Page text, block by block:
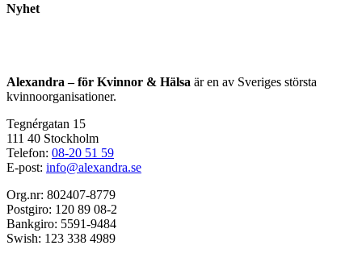
Nyhet
Alexandra – för Kvinnor & Hälsa är en av Sveriges största
kvinnoorganisationer.
Tegnérgatan 15
111 40 Stockholm
Telefon: 08-20 51 59
E-post: info@alexandra.se
Org.nr: 802407-8779
Postgiro: 120 89 08-2
Bankgiro: 5591-9484
Swish: 123 338 4989